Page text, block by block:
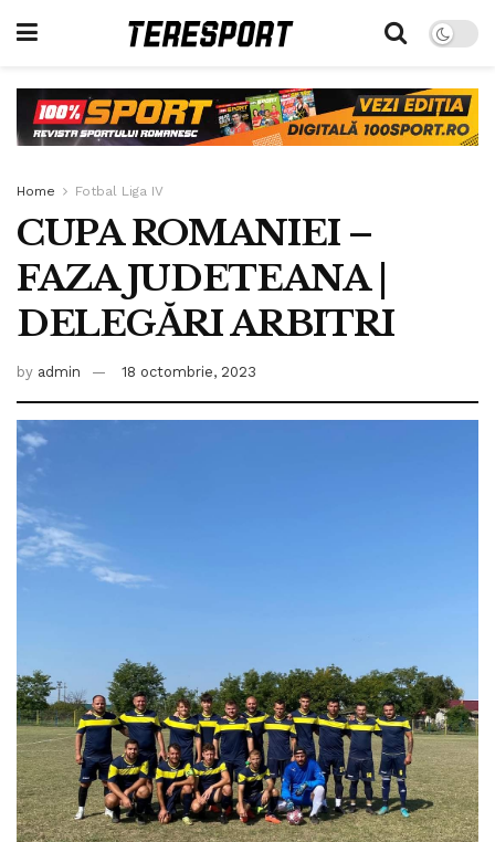
Home Fotbal Liga IV
CUPA ROMANIEI –
FAZA JUDETEANA |
DELEGĂRI ARBITRI
by admin 18 octombrie, 2023